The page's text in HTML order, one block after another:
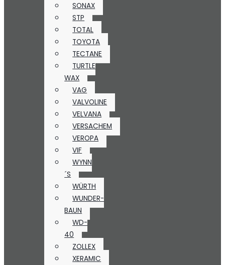
SONAX
STP
TOTAL
TOYOTA
TECTANE
TURTLE
WAX
VAG
VALVOLINE
VELVANA
VERSACHEM
VEROPA
VIF
WYNN
´S
WÜRTH
WUNDER-
BAUN
WD-
40
ZOLLEX
XERAMIC